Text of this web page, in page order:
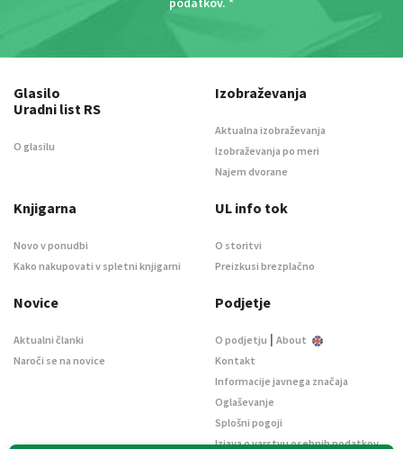
Glasilo
Uradni list RS
O glasilu
Izobraževanja
Aktualna izobraževanja
Izobraževanja po meri
Najem dvorane
Knjigarna
Novo v ponudbi
Kako nakupovati v spletni knjigarni
UL info tok
O storitvi
Preizkusi brezplačno
Novice
Aktualni članki
Naroči se na novice
Podjetje
O podjetju | About
Kontakt
Informacije javnega značaja
Oglaševanje
Splošni pogoji
Izjava o varstvu osebnih podatkov